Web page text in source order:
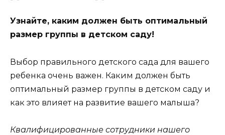
Узнайте, каким должен быть оптимальный
размер группы в детском саду!
Выбор правильного детского сада для вашего
ребенка очень важен. Каким должен быть
оптимальный размер группы в детском саду и
как это влияет на развитие вашего малыша?
Квалифицированные сотрудники нашего